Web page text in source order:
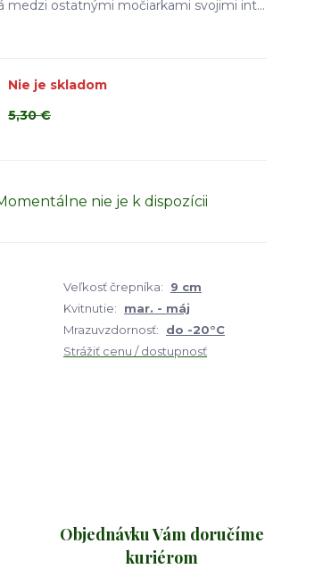
medzi ostatnými močiarkami svojimi int...
Nie je skladom
5,30 €
nie je k dispozícii
Veľkosť črepníka:
9 cm
Kvitnutie:
mar. - máj
Mrazuvzdornosť:
do -20°C
Strážiť cenu / dostupnosť
Objednávku Vám doručíme
kuriérom